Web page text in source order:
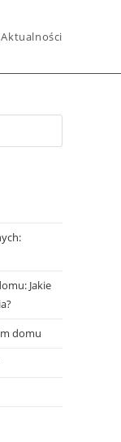
Aktualności
Jakie
domu